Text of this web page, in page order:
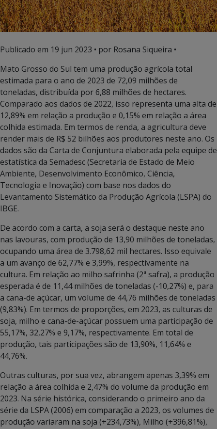
Publicado em 19 jun 2023 • por Rosana Siqueira •
Mato Grosso do Sul tem uma produção agrícola total
estimada para o ano de 2023 de 72,09 milhões de
toneladas, distribuída por 6,88 milhões de hectares.
Comparado aos dados de 2022, isso representa uma alta de
12,89% em relação a produção e 0,15% em relação a área
colhida estimada. Em termos de renda, a agricultura deve
render mais de R$ 52 bilhões aos produtores neste ano. Os
dados são da Carta de Conjuntura elaborada pela equipe de
estatística da Semadesc (Secretaria de Estado de Meio
Ambiente, Desenvolvimento Econômico, Ciência,
Tecnologia e Inovação) com base nos dados do
Levantamento Sistemático da Produção Agrícola (LSPA) do
IBGE.
De acordo com a carta, a soja será o destaque neste ano
nas lavouras, com produção de 13,90 milhões de toneladas,
ocupando uma área de 3.798,62 mil hectares. Isso equivale
a um avanço de 62,77% e 3,99%, respectivamente na
cultura. Em relação ao milho safrinha (2ª safra), a produção
esperada é de 11,44 milhões de toneladas (-10,27%) e, para
a cana-de açúcar, um volume de 44,76 milhões de toneladas
(9,83%). Em termos de proporções, em 2023, as culturas de
soja, milho e cana-de-açúcar possuem uma participação de
55,17%, 32,27% e 9,17%, respectivamente. Em total de
produção, tais participações são de 13,90%, 11,64% e
44,76%.
Outras culturas, por sua vez, abrangem apenas 3,39% em
relação a área colhida e 2,47% do volume da produção em
2023. Na série histórica, considerando o primeiro ano da
série da LSPA (2006) em comparação a 2023, os volumes de
produção variaram na soja (+234,73%), Milho (+396,81%),